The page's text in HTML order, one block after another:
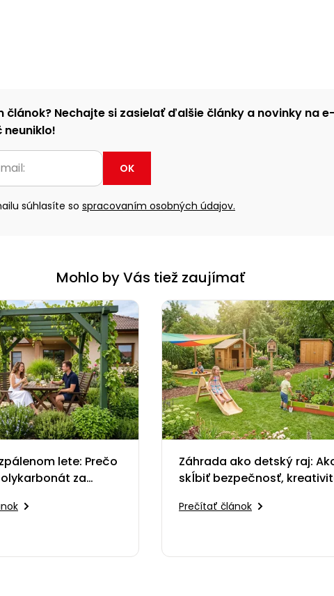
článok? Nechajte si zasielať ďalšie články a novinky na
neuniklo!
OK
súhlasíte so spracovaním osobných údajov.
Mohlo by Vás tiež zaujímať
lete: Prečo
za
Záhrada ako detský raj:
skĺbiť bezpečnosť,
Prečítať článok